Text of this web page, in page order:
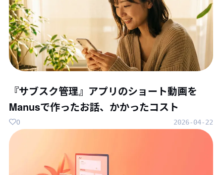
『サブスク管理』アプリのショート動画を
Manusで作ったお話、かかったコスト
2026-04-22
0